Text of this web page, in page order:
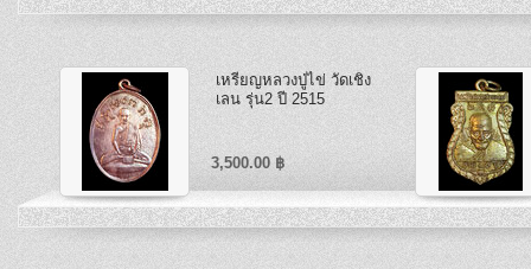
เหรียญหลวงปู่ไข่ วัดเชิง
เลน รุ่น2 ปี 2515
3,500.00 ฿